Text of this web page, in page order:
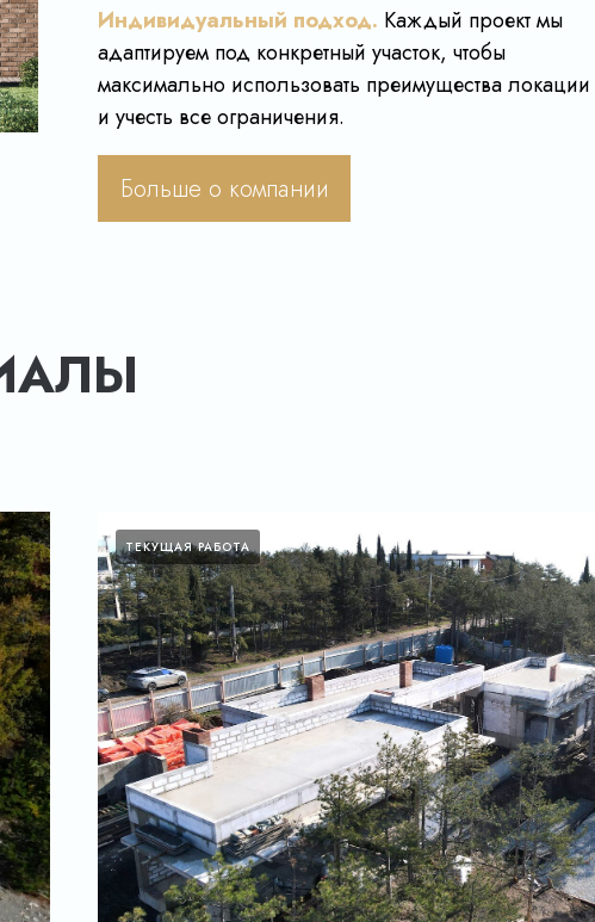
Индивидуальный подход. Каждый проект мы
адаптируем под конкретный участок, чтобы
максимально использовать преимущества локации
и учесть все ограничения.
Больше о компании
ТЕКУЩАЯ РАБОТА